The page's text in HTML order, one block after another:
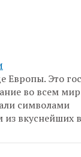
Европы. Это
во всем
символами
из вкуснейших